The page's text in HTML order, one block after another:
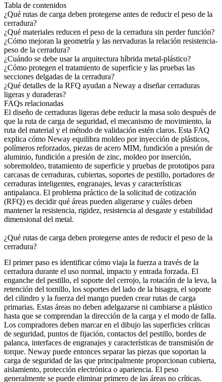
Tabla de contenidos
¿Qué rutas de carga deben protegerse antes de reducir el peso de la
cerradura?
¿Qué materiales reducen el peso de la cerradura sin perder función?
¿Cómo mejoran la geometría y las nervaduras la relación resistencia-
peso de la cerradura?
¿Cuándo se debe usar la arquitectura híbrida metal-plástico?
¿Cómo protegen el tratamiento de superficie y las pruebas las
secciones delgadas de la cerradura?
¿Qué detalles de la RFQ ayudan a Neway a diseñar cerraduras
ligeras y duraderas?
FAQs relacionadas
El diseño de cerraduras ligeras debe reducir la masa solo después de
que la ruta de carga de seguridad, el mecanismo de movimiento, la
ruta del material y el método de validación estén claros. Esta FAQ
explica cómo Neway equilibra moldeo por inyección de plásticos,
polímeros reforzados, piezas de acero MIM, fundición a presión de
aluminio, fundición a presión de zinc, moldeo por inserción,
sobremoldeo, tratamiento de superficie y pruebas de prototipos para
carcasas de cerraduras, cubiertas, soportes de pestillo, portadores de
cerraduras inteligentes, engranajes, levas y características
antipalanca. El problema práctico de la solicitud de cotización
(RFQ) es decidir qué áreas pueden aligerarse y cuáles deben
mantener la resistencia, rigidez, resistencia al desgaste y estabilidad
dimensional del metal.
¿Qué rutas de carga deben protegerse antes de reducir el peso de la
cerradura?
El primer paso es identificar cómo viaja la fuerza a través de la
cerradura durante el uso normal, impacto y entrada forzada. El
enganche del pestillo, el soporte del cerrojo, la rotación de la leva, la
retención del tornillo, los soportes del lado de la bisagra, el soporte
del cilindro y la fuerza del mango pueden crear rutas de carga
primarias. Estas áreas no deben adelgazarse ni cambiarse a plástico
hasta que se comprendan la dirección de la carga y el modo de falla.
Los compradores deben marcar en el dibujo las superficies críticas
de seguridad, puntos de fijación, contactos del pestillo, bordes de
palanca, interfaces de engranajes y características de transmisión de
torque. Neway puede entonces separar las piezas que soportan la
carga de seguridad de las que principalmente proporcionan cubierta,
aislamiento, protección electrónica o apariencia. El peso
generalmente se puede eliminar primero de las áreas no críticas.